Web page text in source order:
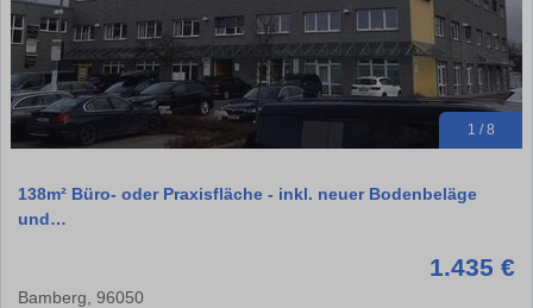
1 / 8
138m² Büro- oder Praxisfläche - inkl. neuer Bodenbeläge
und…
1.435 €
Bamberg, 96050